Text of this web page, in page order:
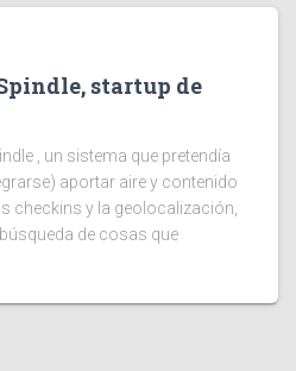
startup de
, un sistema que pretendía
aportar aire y contenido
checkins y la geolocalización,
de cosas que